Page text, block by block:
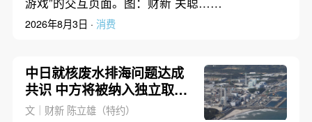
2026年8月3日 · 消费
中日就核废水排海问题达成
共识 中方将被纳入独立取样
监测
文｜财新 陈立雄（特约）